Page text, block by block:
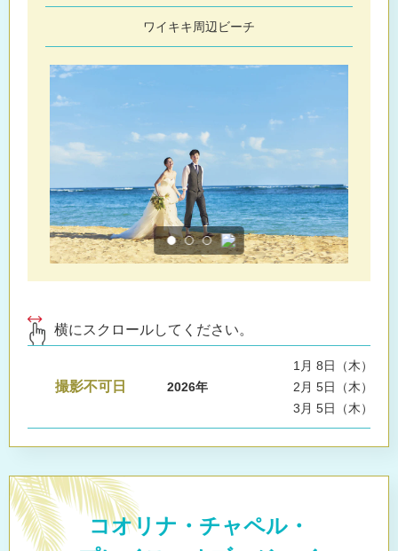
ワイキキ周辺ビーチ
横にスクロールしてください。
撮影不可日 2026年
1月 8日（木）,
2月 5日（木）,
3月 5日（木）,
コオリナ・チャペル・